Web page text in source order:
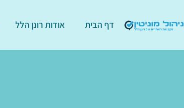
דף הבית אודות רונן הלל